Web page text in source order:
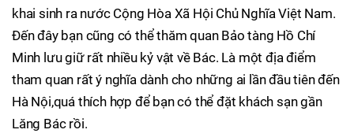
khai sinh ra nước Cộng Hòa Xã Hội Chủ Nghĩa Việt Nam.
Đến đây bạn cũng có thể thăm quan Bảo tàng Hồ Chí
Minh lưu giữ rất nhiều kỷ vật về Bác. Là một địa điểm
tham quan rất ý nghĩa dành cho những ai lần đầu tiên đến
Hà Nội,quá thích hợp để bạn có thể đặt khách sạn gần
Lăng Bác rồi.